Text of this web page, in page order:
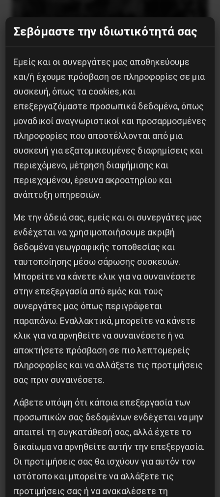
5 Αυγούστου 2026
Το ΑΙ βαθαίνει την Κρίση
4 Αυγούστου 2026
Η Μπουρκίνα Φάσο του Τραορέ αντι-
ιμπεριαλιστική σχισμή της ιστορίας
26 Μαΐου 2025
Σεβόμαστε την ιδιωτικότητά σας
Εμείς και οι συνεργάτες μας αποθηκεύουμε
και/ή έχουμε πρόσβαση σε πληροφορίες σε μια
συσκευή, όπως τα cookies, και
επεξεργαζόμαστε προσωπικά δεδομένα, όπως
μοναδικοί αναγνωριστικοί και προσαρμοσμένες
πληροφορίες που αποστέλλονται από μια
συσκευή για εξατομικευμένες διαφημίσεις και
περιεχόμενο, μέτρηση διαφήμισης και
περιεχομένου, έρευνα ακροατηρίου και
ανάπτυξη υπηρεσιών.
Με την άδειά σας, εμείς και οι συνεργάτες μας
ενδέχεται να χρησιμοποιήσουμε ακριβή
δεδομένα γεωγραφικής τοποθεσίας και
ταυτοποίησης μέσω σάρωσης συσκευών.
Μπορείτε να κάνετε κλικ για να συναινέσετε
στην επεξεργασία από εμάς και τους
συνεργάτες μας όπως περιγράφεται
παραπάνω. Εναλλακτικά, μπορείτε να κάνετε
κλικ για να αρνηθείτε να συναινέσετε ή να
αποκτήσετε πρόσβαση σε πιο λεπτομερείς
πληροφορίες και να αλλάξετε τις προτιμήσεις
σας πριν συναινέσετε.
Λάβετε υπόψη ότι κάποια επεξεργασία των
προσωπικών σας δεδομένων ενδέχεται να μην
απαιτεί τη συγκατάθεσή σας, αλλά έχετε το
δικαίωμα να αρνηθείτε αυτήν την επεξεργασία.
Οι προτιμήσεις σας θα ισχύουν για αυτόν τον
ιστότοπο και μπορείτε να αλλάξετε τις
προτιμήσεις σας ή να ανακαλέσετε τη